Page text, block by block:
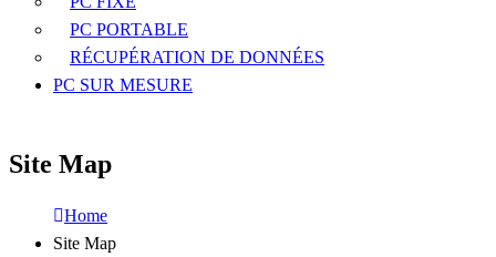
PC PORTABLE
RÉCUPÉRATION DE DONNÉES
PC SUR MESURE
Site Map
Home
Site Map